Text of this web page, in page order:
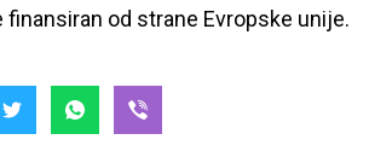
finansiran od strane Evropske unije.